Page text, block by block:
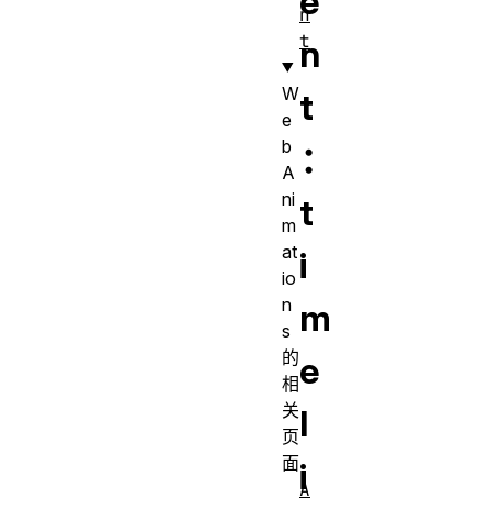
n
t
：
t
i
m
e
l
i
n
t
W
e
b
A
ni
m
at
io
n
s
的
相
关
页
面
A